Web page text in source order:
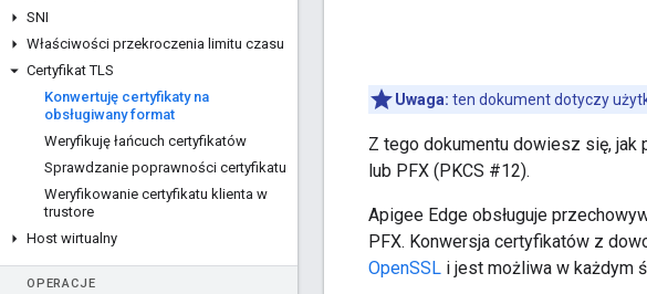
SNI
Właściwości przekroczenia limitu czasu
Certyfikat TLS
Konwertuję certyfikaty na
obsługiwany format
Weryfikuję łańcuch certyfikatów
Sprawdzanie poprawności certyfikatu
Weryfikowanie certyfikatu klienta w
trustore
Host wirtualny
OPERACJE
Uwaga: ten dokument dotyczy
Z tego dokumentu dowiesz się,
lub PFX (PKCS #12).
Apigee Edge obsługuje
PFX. Konwersja certyfikatów z
OpenSSL i jest możliwa w każdym